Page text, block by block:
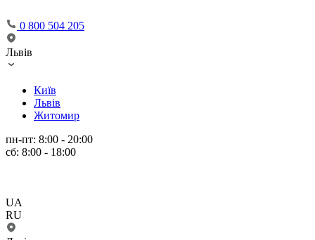
0 800 504 205
Львів
Київ
Львів
Житомир
пн-пт: 8:00 - 20:00
сб: 8:00 - 18:00
UA
RU